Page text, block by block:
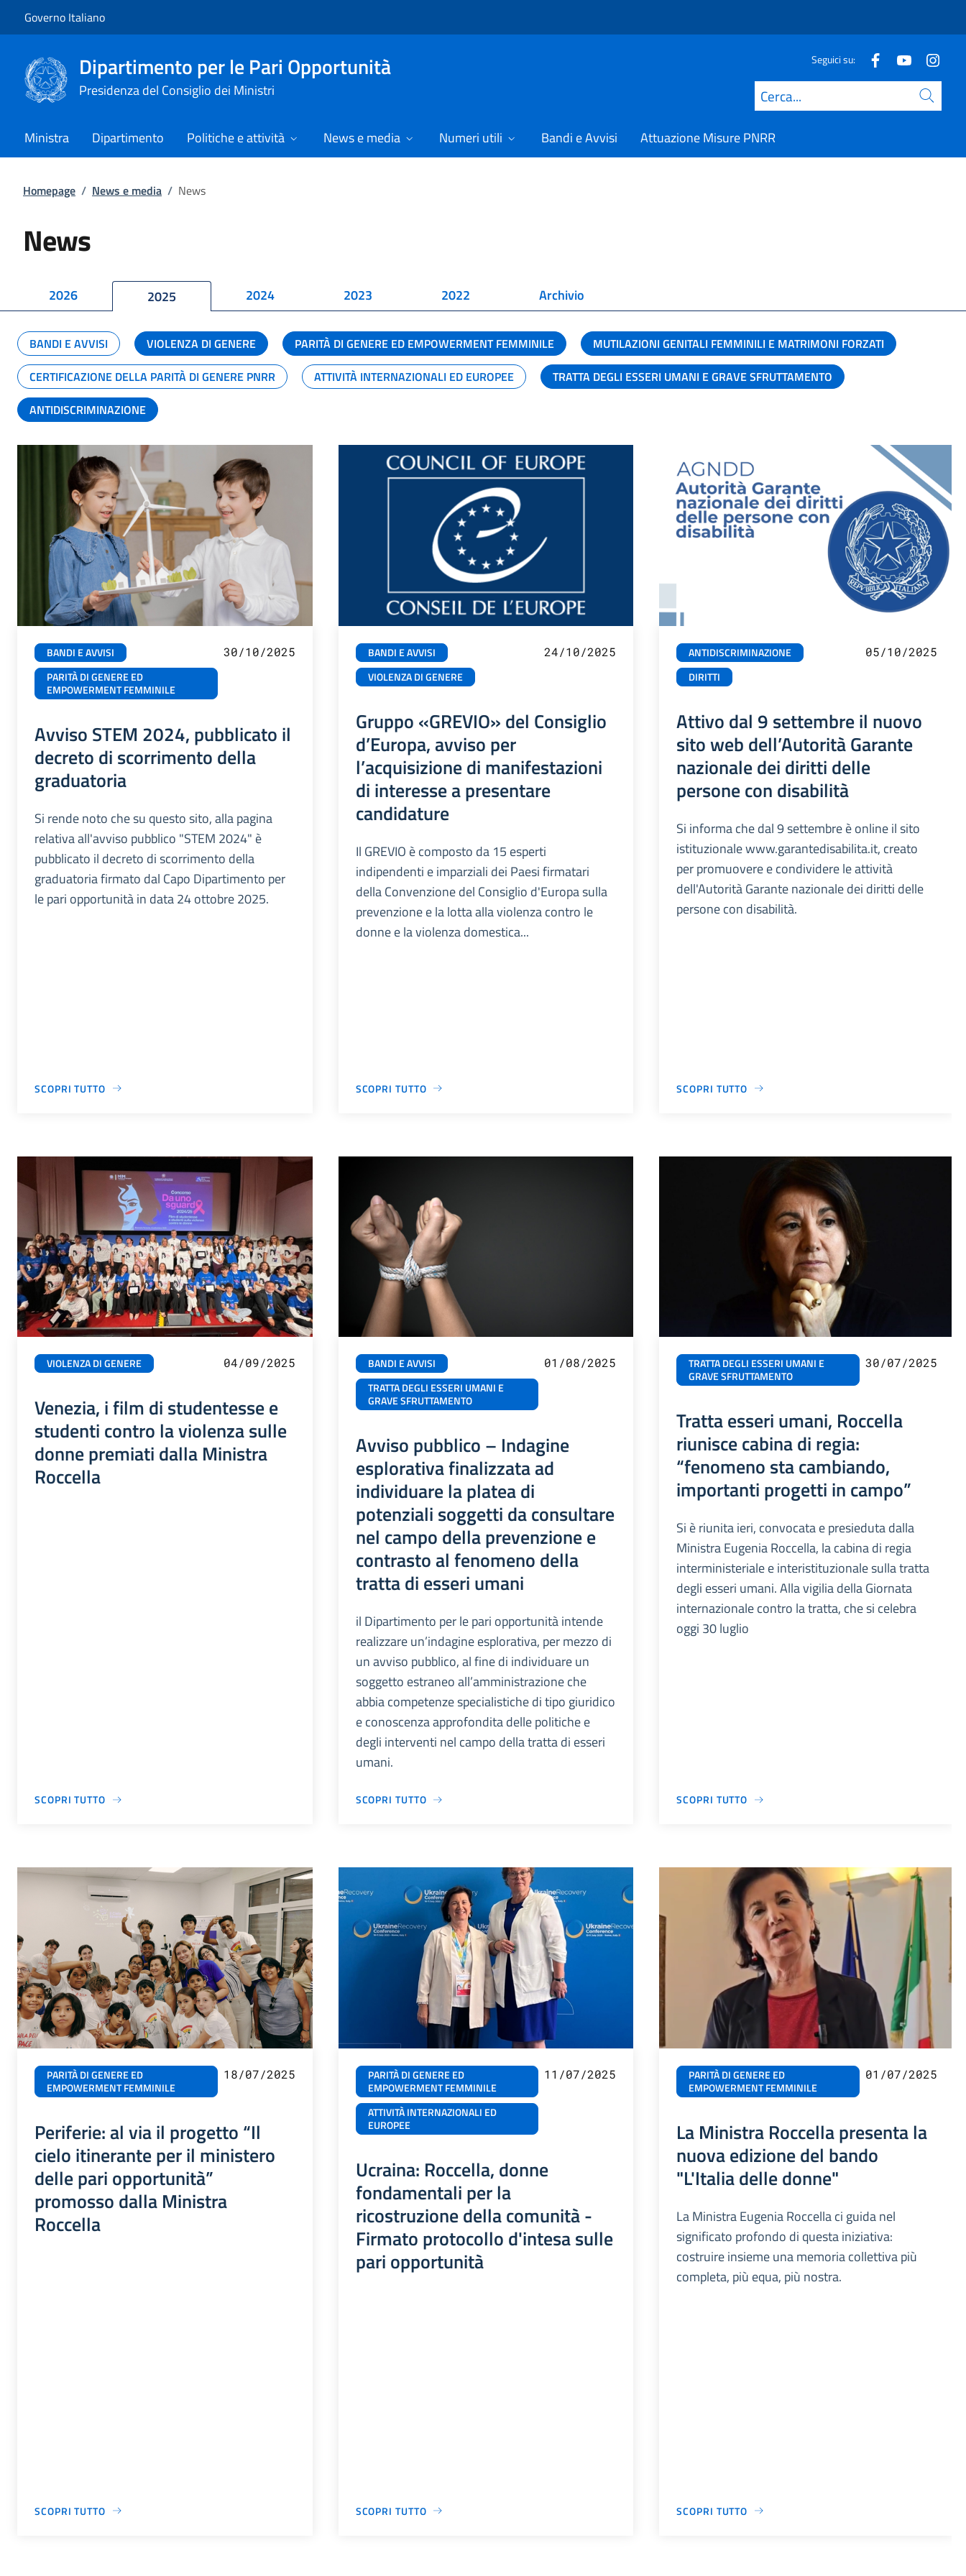
Governo Italiano
Dipartimento per le Pari Opportunità
Presidenza del Consiglio dei Ministri
Seguici su:
Cerca
Ministra Dipartimento Politiche e attività News e media Numeri utili Bandi e Avvisi Attuazione Misure PNRR
Homepage / News e media / News
News
2026 2025 2024 2023 2022 Archivio
BANDI E AVVISI VIOLENZA DI GENERE PARITÀ DI GENERE ED EMPOWERMENT FEMMINILE
MUTILAZIONI GENITALI FEMMINILI E MATRIMONI FORZATI
CERTIFICAZIONE DELLA PARITÀ DI GENERE PNRR
ATTIVITÀ INTERNAZIONALI ED EUROPEE
TRATTA DEGLI ESSERI UMANI E GRAVE SFRUTTAMENTO
ANTIDISCRIMINAZIONE
BANDI E AVVISI
PARITÀ DI GENERE ED
EMPOWERMENT FEMMINILE
30/10/2025
Avviso STEM 2024, pubblicato il
decreto di scorrimento della
graduatoria
Si rende noto che su questo sito, alla pagina
relativa all'avviso pubblico "STEM 2024" è
pubblicato il decreto di scorrimento della
graduatoria firmato dal Capo Dipartimento per
le pari opportunità in data 24 ottobre 2025.
SCOPRI TUTTO
BANDI E AVVISI
VIOLENZA DI GENERE
24/10/2025
Gruppo «GREVIO» del Consiglio
d’Europa, avviso per
l’acquisizione di manifestazioni
di interesse a presentare
candidature
Il GREVIO è composto da 15 esperti
indipendenti e imparziali dei Paesi firmatari
della Convenzione del Consiglio d'Europa sulla
prevenzione e la lotta alla violenza contro le
donne e la violenza domestica...
SCOPRI TUTTO
ANTIDISCRIMINAZIONE
DIRITTI
05/10/2025
Attivo dal 9 settembre il nuovo
sito web dell’Autorità Garante
nazionale dei diritti delle
persone con disabilità
Si informa che dal 9 settembre è online il sito
istituzionale www.garantedisabilita.it, creato
per promuovere e condividere le attività
dell'Autorità Garante nazionale dei diritti delle
persone con disabilità.
SCOPRI TUTTO
VIOLENZA DI GENERE 04/09/2025
Venezia, i film di studentesse e
studenti contro la violenza sulle
donne premiati dalla Ministra
Roccella
SCOPRI TUTTO
BANDI E AVVISI
TRATTA DEGLI ESSERI UMANI E
GRAVE SFRUTTAMENTO
01/08/2025
Avviso pubblico – Indagine
esplorativa finalizzata ad
individuare la platea di
potenziali soggetti da consultare
nel campo della prevenzione e
contrasto al fenomeno della
tratta di esseri umani
il Dipartimento per le pari opportunità intende
realizzare un’indagine esplorativa, per mezzo di
un avviso pubblico, al fine di individuare un
soggetto estraneo all’amministrazione che
abbia competenze specialistiche di tipo giuridico
e conoscenza approfondita delle politiche e
degli interventi nel campo della tratta di esseri
umani.
SCOPRI TUTTO
TRATTA DEGLI ESSERI UMANI E
GRAVE SFRUTTAMENTO
30/07/2025
Tratta esseri umani, Roccella
riunisce cabina di regia:
“fenomeno sta cambiando,
importanti progetti in campo”
Si è riunita ieri, convocata e presieduta dalla
Ministra Eugenia Roccella, la cabina di regia
interministeriale e interistituzionale sulla tratta
degli esseri umani. Alla vigilia della Giornata
internazionale contro la tratta, che si celebra
oggi 30 luglio
SCOPRI TUTTO
PARITÀ DI GENERE ED
EMPOWERMENT FEMMINILE
18/07/2025
Periferie: al via il progetto “Il
cielo itinerante per il ministero
delle pari opportunità”
promosso dalla Ministra
Roccella
SCOPRI TUTTO
PARITÀ DI GENERE ED
EMPOWERMENT FEMMINILE
ATTIVITÀ INTERNAZIONALI ED
EUROPEE
11/07/2025
Ucraina: Roccella, donne
fondamentali per la
ricostruzione della comunità -
Firmato protocollo d'intesa sulle
pari opportunità
SCOPRI TUTTO
PARITÀ DI GENERE ED
EMPOWERMENT FEMMINILE
01/07/2025
La Ministra Roccella presenta la
nuova edizione del bando
"L'Italia delle donne"
La Ministra Eugenia Roccella ci guida nel
significato profondo di questa iniziativa:
costruire insieme una memoria collettiva più
completa, più equa, più nostra.
SCOPRI TUTTO